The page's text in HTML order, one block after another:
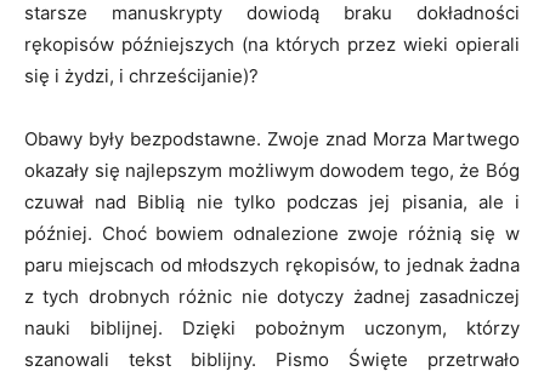
starsze manuskrypty dowiodą braku dokładności
rękopisów późniejszych (na których przez wieki opierali
się i żydzi, i chrześcijanie)?
Obawy były bezpodstawne. Zwoje znad Morza Martwego
okazały się najlepszym możliwym dowodem tego, że Bóg
czuwał nad Biblią nie tylko podczas jej pisania, ale i
później. Choć bowiem odnalezione zwoje różnią się w
paru miejscach od młodszych rękopisów, to jednak żadna
z tych drobnych różnic nie dotyczy żadnej zasadniczej
nauki biblijnej. Dzięki pobożnym uczonym, którzy
szanowali tekst biblijny. Pismo Święte przetrwało